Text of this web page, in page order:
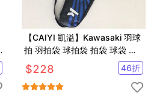
【CAIYI 凱溢】Kawasaki 羽球
拍 羽拍袋 球拍袋 拍袋 球袋 一
支裝
$228 46折